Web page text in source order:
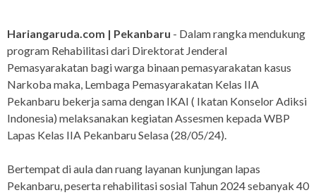
Hariangaruda.com | Pekanbaru - Dalam rangka mendukung
program Rehabilitasi dari Direktorat Jenderal
Pemasyarakatan bagi warga binaan pemasyarakatan kasus
Narkoba maka, Lembaga Pemasyarakatan Kelas IIA
Pekanbaru bekerja sama dengan IKAI ( Ikatan Konselor Adiksi
Indonesia) melaksanakan kegiatan Assesmen kepada WBP
Lapas Kelas IIA Pekanbaru Selasa (28/05/24).
Bertempat di aula dan ruang layanan kunjungan lapas
Pekanbaru, peserta rehabilitasi sosial Tahun 2024 sebanyak 40